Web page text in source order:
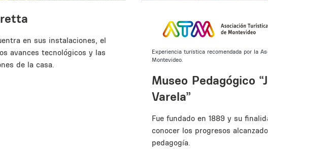
en sus instalaciones, el
avances tecnológicos y las
de la casa.
Experiencia turística recomendada por la Asociación Turística de
Montevideo.
Museo Pedagógico “José Pedro
Varela”
Fue fundado en 1889 y su finalidad es dar a
conocer los progresos alcanzados por la
pedagogía.